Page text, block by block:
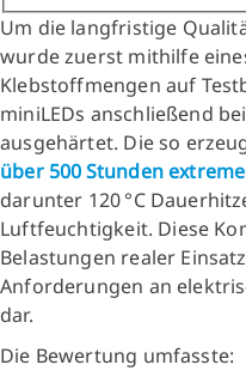
Um die langfristige
wurde zuerst mithilfe
Klebstoffmengen auf
miniLEDs anschließend
ausgehärtet. Die so
über 500 Stunden
darunter 120 °C
Luftfeuchtigkeit. Diese
Belastungen realer
Anforderungen an
dar.
Die Bewertung umfasste: